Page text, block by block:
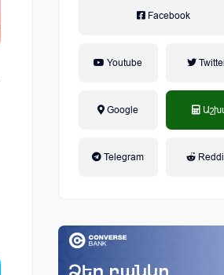
Facebook
Youtube
Google
Telegram